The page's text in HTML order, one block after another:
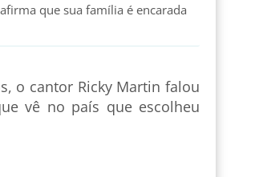
que sua família é encarada
o cantor Ricky Martin falou
vê no país que escolheu